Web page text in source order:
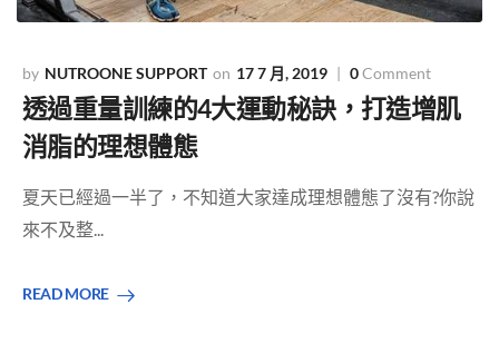
NUTROONE SUPPORT 17 7 月, 2019 0Comment
透過重量訓練的4大運動秘訣，打造增肌
消脂的理想體態
夏天已經過一半了，不知道大家達成理想體態了沒有?你說
來不及整...
READ MORE